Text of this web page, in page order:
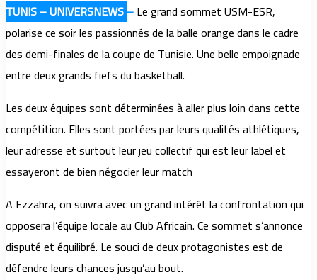
TUNIS – UNIVERSNEWS–Le grand sommet USM-ESR,
polarise ce soir les passionnés de la balle orange dans le cadre
des demi-finales de la coupe de Tunisie. Une belle empoignade
entre deux grands fiefs du basketball.
Les deux équipes sont déterminées à aller plus loin dans cette
compétition. Elles sont portées par leurs qualités athlétiques,
leur adresse et surtout leur jeu collectif qui est leur label et
essayeront de bien négocier leur match
A Ezzahra, on suivra avec un grand intérêt la confrontation qui
opposera l’équipe locale au Club Africain. Ce sommet s’annonce
disputé et équilibré. Le souci de deux protagonistes est de
défendre leurs chances jusqu’au bout.